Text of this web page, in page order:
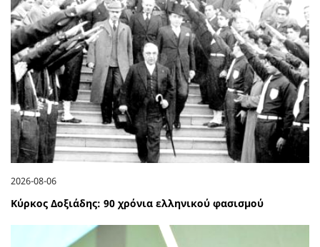
2026-08-06
Κύρκος Δοξιάδης: 90 χρόνια ελληνικού φασισμού